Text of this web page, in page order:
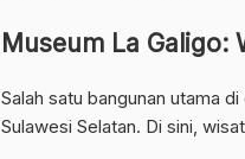
Museum La Galigo:
Salah satu bangunan utama
Sulawesi Selatan. Di sini,